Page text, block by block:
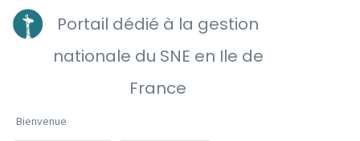
Portail dédié à la gestion
nationale du SNE en Ile de
France
Bienvenue